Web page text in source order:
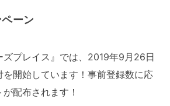
ーン
ズプレイス』では、2019年9月26日
を開始しています！事前登録数に応
配布されます！